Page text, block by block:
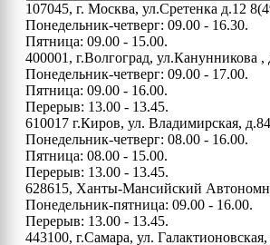
107045, г. Москва, ул.Сретенка д.12
Понедельник-четверг: 09.00 - 16.30.
Пятница: 09.00 - 15.00.
400001, г.Волгоград, ул.Канунникова
Понедельник-четверг: 09.00 - 17.00.
Пятница: 09.00 - 16.00.
Перерыв: 13.00 - 13.45.
610017 г.Киров, ул. Владимирская, д.84
Понедельник-четверг: 08.00 - 16.00.
Пятница: 08.00 - 15.00.
Перерыв: 13.00 - 13.45.
628615, Ханты-Мансийский
Понедельник-пятница: 09.00 - 16.00.
Перерыв: 13.00 - 13.45.
443100, г.Самара, ул.